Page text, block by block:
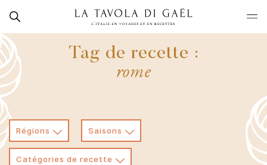
content
La
Tavola
di
Rechercher
Tag de recette :
rome
Régions Saisons
Catégories de recette